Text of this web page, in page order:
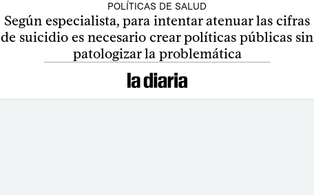
POLÍTICAS DE SALUD
Según especialista, para intentar atenuar las cifras
de suicidio es necesario crear políticas públicas sin
patologizar la problemática